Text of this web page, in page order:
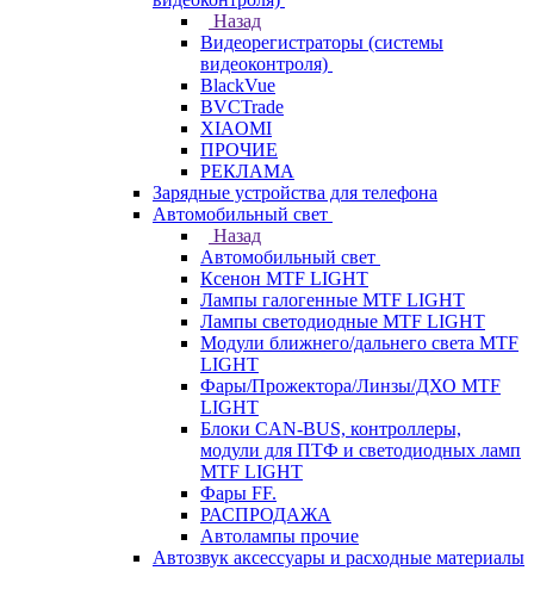
Назад
Видеорегистраторы (системы
видеоконтроля)
BlackVue
BVCTrade
XIAOMI
ПРОЧИЕ
РЕКЛАМА
Зарядные устройства для телефона
Автомобильный свет
Назад
Автомобильный свет
Ксенон MTF LIGHT
Лампы галогенные MTF LIGHT
Лампы светодиодные MTF LIGHT
Модули ближнего/дальнего света MTF
LIGHT
Фары/Прожектора/Линзы/ДХО MTF
LIGHT
Блоки CAN-BUS, контроллеры,
модули для ПТФ и светодиодных ламп
MTF LIGHT
Фары FF.
РАСПРОДАЖА
Автолампы прочие
Автозвук аксессуары и расходные материалы